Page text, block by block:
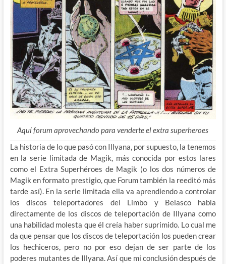
Aquí forum aprovechando para venderte el extra superheroes
La historia de lo que pasó con Illyana, por supuesto, la tenemos
en la serie limitada de Magik, más conocida por estos lares
como el Extra Superhéroes de Magik (o los dos números de
Magik en formato prestigio, que Forum también la reeditó más
tarde así). En la serie limitada ella va aprendiendo a controlar
los discos teleportadores del Limbo y Belasco habla
directamente de los discos de teleportación de Illyana como
una habilidad molesta que él creía haber suprimido. Lo cual me
da que pensar que los discos de teleportación los pueden crear
los hechiceros, pero no por eso dejan de ser parte de los
poderes mutantes de Illyana. Así que mi conclusión después de